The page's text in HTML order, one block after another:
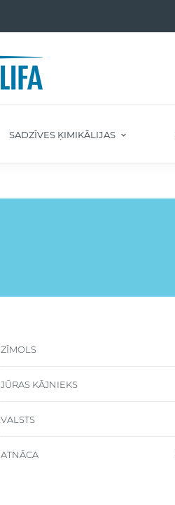
SADZĪVES ĶIMIKĀLIJAS
ZĪMOLS
JŪRAS KĀJNIEKS
VALSTS
ATNĀCA